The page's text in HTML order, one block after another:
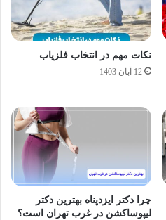
نکات مهم در انتخاب فلزیاب
12 آبان 1403
چرا دکتر ایزدپناه بهترین دکتر
لیپوساکشن در غرب تهران است؟